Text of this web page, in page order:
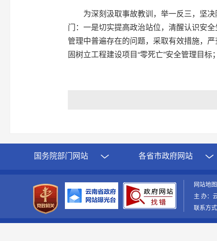
为深刻汲取事故教训，举一反三，坚
门：一是切实提高政治站位，清醒认识安
管理中普遍存在的问题，采取有效措施，
固树立工程建设项目“零死亡”安全管理目
国务院部门网站 各省市政府网站
网站地
主 办：
联系方